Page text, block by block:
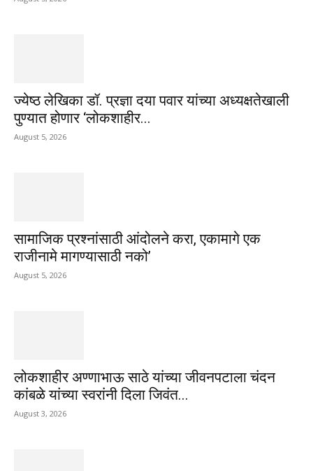
ज्येष्ठ लेखिका डॉ. प्रज्ञा दया पवार यांच्या अध्यक्षतेखाली
पुण्यात होणार ‘लोकशाहीर...
August 5, 2026
सामाजिक प्रश्नांसाठी आंदोलने करा, एकामागे एक
राजीनामे मागण्यासाठी नको’
August 5, 2026
लोकशाहीर अण्णाभाऊ साठे यांच्या जीवनपटाला चंदन
कांबळे यांच्या स्वरांनी दिला जिवंत...
August 3, 2026